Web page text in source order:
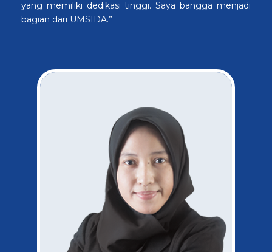
yang memiliki dedikasi tinggi. Saya bangga menjadi
bagian dari UMSIDA.”